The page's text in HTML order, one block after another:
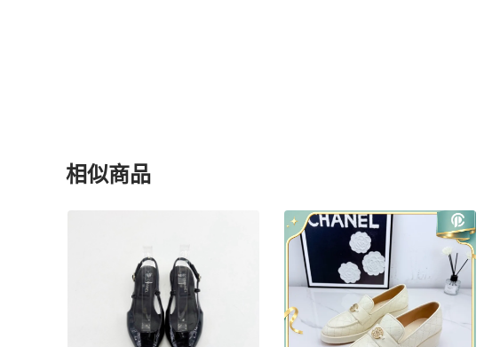
相似商品